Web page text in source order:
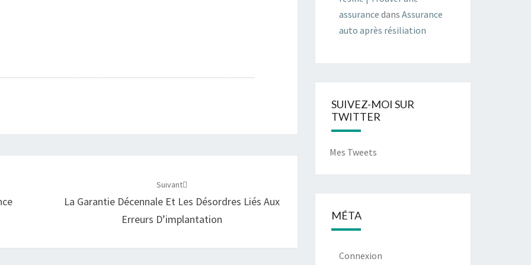
Suivant
La Garantie Décennale Et Les Désordres Liés Aux
Erreurs D’implantation
assurance dans Assurance
auto après résiliation
SUIVEZ-MOI SUR
TWITTER
Mes Tweets
MÉTA
Connexion